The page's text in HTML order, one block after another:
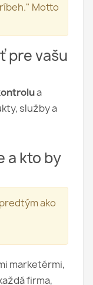
Motto
pre vašu
a
služby a
a kto by
ako
marketérmi,
firma,